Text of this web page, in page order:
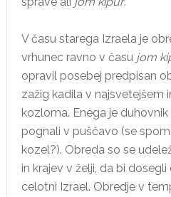
V času starega Izraela je
vrhunec ravno v času jom
opravil posebej predpisan
zažig kadila v najsvetejšem
kozloma. Enega je
pognali v puščavo (se
kozel?). Obreda so se
in krajev v želji, da bi
celotni Izrael. Obredje v